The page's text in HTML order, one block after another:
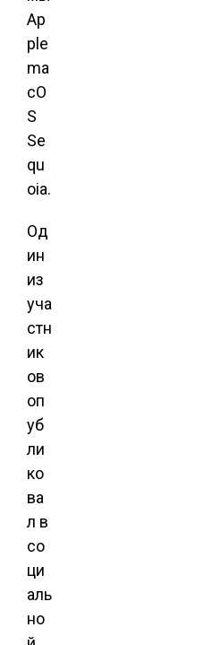
Ap
ple
ma
cO
S
Se
qu
oia.
Од
ин
из
уча
стн
ик
ов
оп
уб
ли
ко
ва
л в
со
ци
аль
но